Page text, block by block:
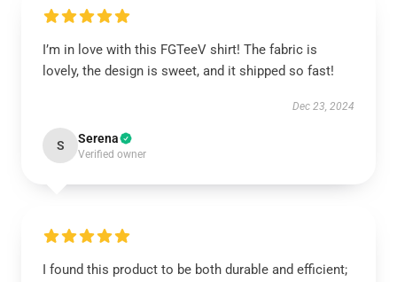
I’m in love with this FGTeeV shirt! The fabric is
lovely, the design is sweet, and it shipped so fast!
Dec 23, 2024
S Serena
Verified owner
I found this product to be both durable and efficient;